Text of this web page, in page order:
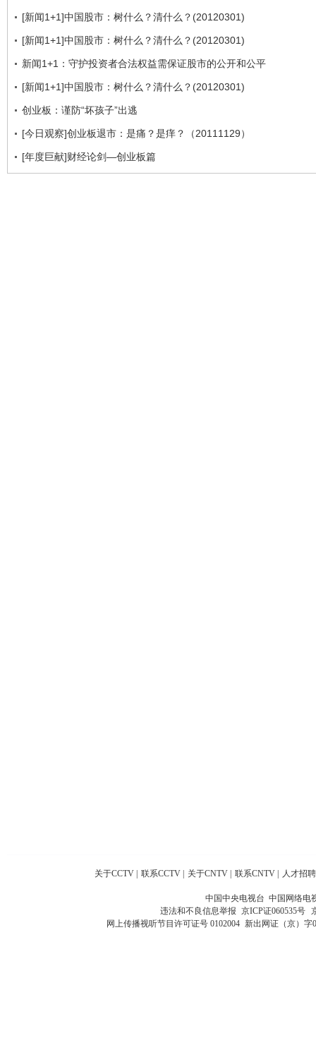
[新闻1+1]中国股市：树什么？清什么？(20120301)
[新闻1+1]中国股市：树什么？清什么？(20120301)
新闻1+1：守护投资者合法权益需保证股市的公开和公平
[新闻1+1]中国股市：树什么？清什么？(20120301)
创业板：谨防“坏孩子”出逃
[今日观察]创业板退市：是痛？是痒？（20111129）
[年度巨献]财经论剑—创业板篇
关于CCTV 联系CCTV 关于CNTV 联系CNTV 人才招聘
中国中央电视台 中国网络电
违法和不良信息举报 京ICP证060535号
网上传播视听节目许可证号 0102004 新出网证（京）